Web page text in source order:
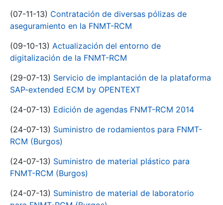
(07-11-13) Contratación de diversas pólizas de
aseguramiento en la FNMT-RCM
(09-10-13) Actualización del entorno de
digitalización de la FNMT-RCM
(29-07-13) Servicio de implantación de la plataforma
SAP-extended ECM by OPENTEXT
(24-07-13) Edición de agendas FNMT-RCM 2014
(24-07-13) Suministro de rodamientos para FNMT-
RCM (Burgos)
(24-07-13) Suministro de material plástico para
FNMT-RCM (Burgos)
(24-07-13) Suministro de material de laboratorio